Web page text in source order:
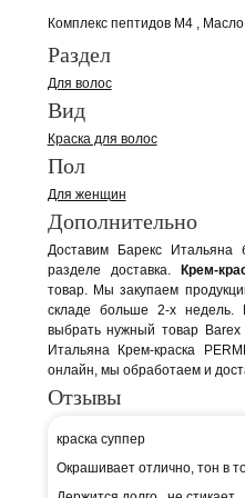
Комплекс пептидов М4 ,
Раздел
Для волос
Вид
Краска для волос
Пол
Для женщин
Дополнительно
Доставим Барекс Итальяна
разделе доставка.
Крем-
товар. Мы закупаем
складе больше 2-х недель.
выбрать нужный товар
Итальяна Крем-краска
онлайн, мы обработаем и
Отзывы
краска суппер
Окрашивает отлично, тон в